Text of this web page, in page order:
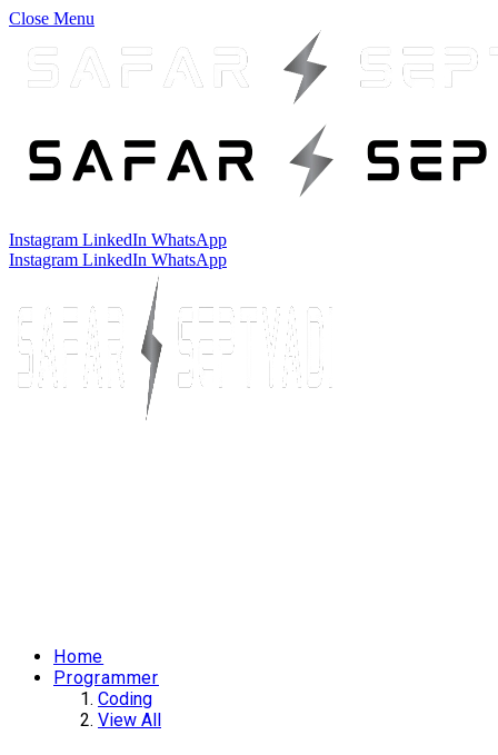
Close Menu
Instagram LinkedIn WhatsApp
Instagram LinkedIn WhatsApp
Home
Programmer
Coding
View All